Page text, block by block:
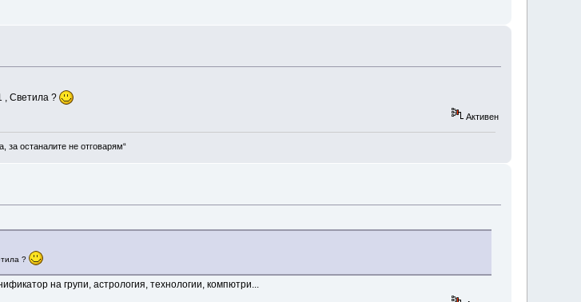
, Светила ?
Активен
за останалите не отговарям“
?
на групи, астрология, технологии, компютри...